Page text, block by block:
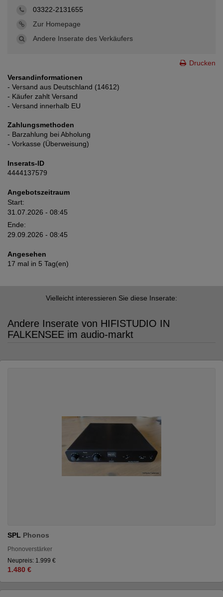
03322-2131655
Zur Homepage
Andere Inserate des Verkäufers
Drucken
Versandinformationen
- Versand aus Deutschland (14612)
- Käufer zahlt Versand
- Versand innerhalb EU
Zahlungsmethoden
- Barzahlung bei Abholung
- Vorkasse (Überweisung)
Inserats-ID
4444137579
Angebotszeitraum
Start:
31.07.2026 - 08:45
Ende:
29.09.2026 - 08:45
Angesehen
17 mal in 5 Tag(en)
Vielleicht interessieren Sie diese Inserate:
Andere Inserate von HIFISTUDIO IN
FALKENSEE im audio-markt
SPL Phonos
Phonoverstärker
Neupreis: 1.999 €
1.480 €